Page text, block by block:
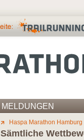
MELDUNGEN
Haspa Marathon Hamburg
Sämtliche